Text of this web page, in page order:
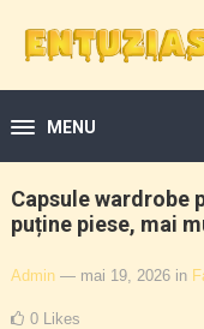
MENU
Capsule wardrobe
puține piese, mai
Admin — mai 19, 2026 in
0 Likes